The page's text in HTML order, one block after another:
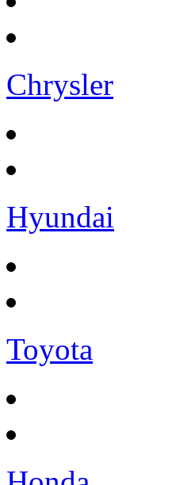
Chrysler
Hyundai
Toyota